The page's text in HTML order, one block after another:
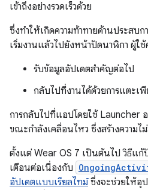
เข้าถึงอย่างรวดเร็วด้วย
ซึ่งทำให้เกิดความท้าทายด้านประสบ
เริ่มงานแล้วไปยังหน้าปัดนาฬิกา ผู้ใ
รับข้อมูลอัปเดตสำคัญต่อไป
กลับไปที่งานได้ด้วยการแตะเพี
การกลับไปที่แอปโดยใช้ Launcher อ
ขณะกำลังเคลื่อนไหว ซึ่งสร้างความไ
ตั้งแต่ Wear OS 7 เป็นต้นไป วิธีแก้
เตือนต่อเนื่องกับ
อัปเดตแบบเรียลไทม์ซึ่งจะช่วยให้อุ